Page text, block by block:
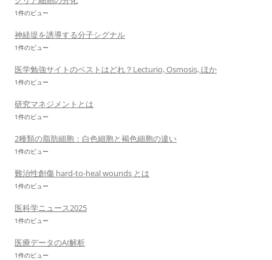
1件のビュー
神経堤を誘導する分子シグナル
1件のビュー
医学勉強サイトのベストはどれ？Lecturio, Osmosis, ほか
1件のビュー
研究マネジメントとは
1件のビュー
2種類の脂肪細胞：白色細胞と褐色細胞の違い
1件のビュー
難治性創傷 hard-to-heal wounds とは
1件のビュー
医科学ニュース2025
1件のビュー
医療データのAI解析
1件のビュー